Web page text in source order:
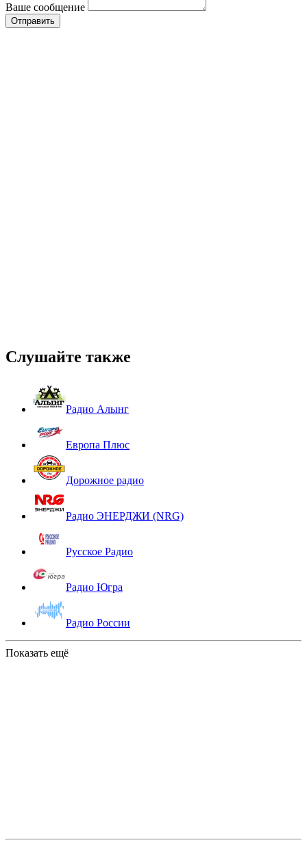
Ваше сообщение
Слушайте также
Радио Алынг
Европа Плюс
Дорожное радио
Радио ЭНЕРДЖИ (NRG)
Русское Радио
Радио Югра
Радио России
Показать ещё